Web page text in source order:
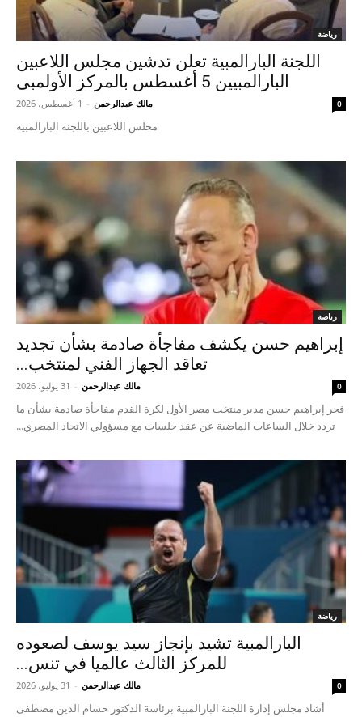
رياضة
اللجنة البارالمبية تعلن تدشين مجلس اللاعبين
البارالمبيين 5 أغسطس بالمركز الأولمبى
مالك عبدالرحمن - 1 أغسطس، 2026 0
محلس اللاعبين باللجنة البارالمبية
رياضة
إبراهيم حسن يكشف مفاجأة صادمة بشأن تجديد
تعاقد الجهاز الفني لمنتخب...
مالك عبدالرحمن - 31 يوليو، 2026 0
فجر إبراهيم حسن مدير منتخب مصر الأول لكرة القدم مفاجأة صادمة بشأن ما
تردد خلال الساعات الماضية عن عقد جلسات مع مسؤولي الاتحاد المصري...
رياضة
البارالمبية تشيد بإنجاز سيد يوسف لصعوده
للمركز الثالث عالميا في تنس...
مالك عبدالرحمن - 31 يوليو، 2026 0
أشاد مجلس إدارة اللجنة البارالمبية برئاسة الدكتور حسام الدين مصطفى